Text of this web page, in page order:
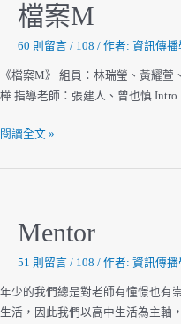
檔案M
60 則留言 / 108 / 作者: 資訊傳播
《檔案M》 組員：林瑞瑩、黃耀
樺 指導老師：張建人、曾也慎
檔
閱讀全文 »
Mentor
51 則留言 / 108 / 作者: 資訊傳播
年少的我們總是對老師有憧憬也有
生活，因此我們以高中生活為主軸